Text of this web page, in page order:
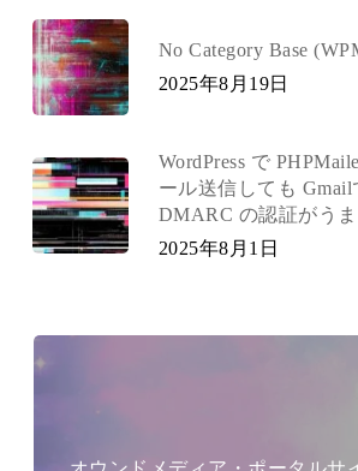
No Category Base
2025年8月19日
WordPress で
ール送信しても
DMARC の認証がう
2025年8月1日